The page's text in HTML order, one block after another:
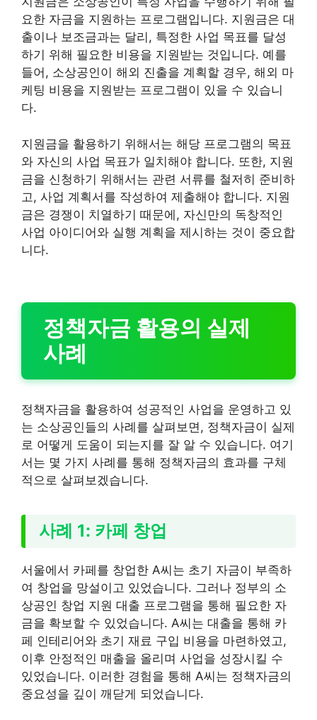
요한 자금을 지원하는 프로그램입니다. 지원금은 대
출이나 보조금과는 달리, 특정한 사업 목표를 달성
하기 위해 필요한 비용을 지원받는 것입니다. 예를
들어, 소상공인이 해외 진출을 계획할 경우, 해외 마
케팅 비용을 지원받는 프로그램이 있을 수 있습니
다.
지원금을 활용하기 위해서는 해당 프로그램의 목표
와 자신의 사업 목표가 일치해야 합니다. 또한, 지원
금을 신청하기 위해서는 관련 서류를 철저히 준비하
고, 사업 계획서를 작성하여 제출해야 합니다. 지원
금은 경쟁이 치열하기 때문에, 자신만의 독창적인
사업 아이디어와 실행 계획을 제시하는 것이 중요합
니다.
정책자금 활용의 실제
사례
정책자금을 활용하여 성공적인 사업을 운영하고 있
는 소상공인들의 사례를 살펴보면, 정책자금이 실제
로 어떻게 도움이 되는지를 잘 알 수 있습니다. 여기
서는 몇 가지 사례를 통해 정책자금의 효과를 구체
적으로 살펴보겠습니다.
사례 1: 카페 창업
서울에서 카페를 창업한 A씨는 초기 자금이 부족하
여 창업을 망설이고 있었습니다. 그러나 정부의 소
상공인 창업 지원 대출 프로그램을 통해 필요한 자
금을 확보할 수 있었습니다. A씨는 대출을 통해 카
페 인테리어와 초기 재료 구입 비용을 마련하였고,
이후 안정적인 매출을 올리며 사업을 성장시킬 수
있었습니다. 이러한 경험을 통해 A씨는 정책자금의
중요성을 깊이 깨닫게 되었습니다.